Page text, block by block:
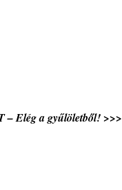
– Elég a gyűlöletből! >>>